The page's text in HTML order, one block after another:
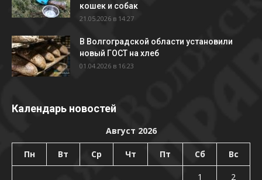
кошек и собак
21.05.2026 в 14:27
В Волгоградской области установили
новый ГОСТ на хлеб
01.04.2026 в 16:23
Календарь новостей
Август 2026
Пн Вт Ср Чт Пт Сб Вс
1
2